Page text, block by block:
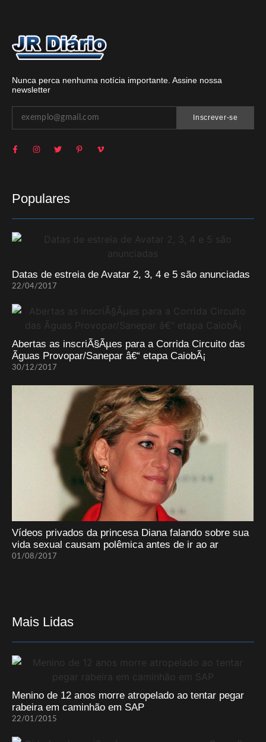
Nunca perca nenhuma notícia importante. Assine nossa
newsletter
Inscrever-se
Populares
Datas de estreia de Avatar 2, 3, 4 e 5 são anunciadas
22/04/2017
Abertas as inscriÃ§Ãµes para a Corrida Circuito das
Ãguas Provopar/Sanepar â€“ etapa CaiobÃ¡
30/12/2017
Vídeos privados da princesa Diana falando sobre sua
vida sexual causam polêmica antes de ir ao ar
01/08/2017
Mais Lidas
Menino de 12 anos morre atropelado ao tentar pegar
rabeira em caminhão em SAP
22/01/2015